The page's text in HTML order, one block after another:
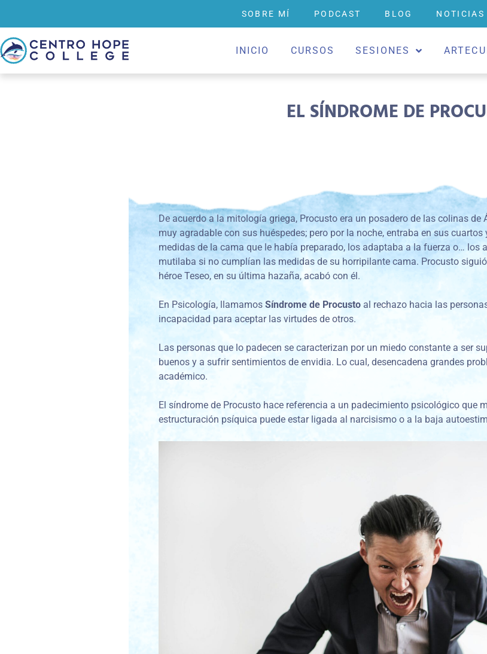
SOBRE MÍ PODCAST BLOG NOTICIAS
INICIO CURSOS SESIONES
EL SÍNDROME DE
De acuerdo a la mitología griega, Procusto era un posadero de las colinas de
muy agradable con sus huéspedes; pero por la noche, entraba en sus
medidas de la cama que le había preparado, los adaptaba a la fuerza o… los
mutilaba si no cumplían las medidas de su horripilante cama. Procusto
héroe Teseo, en su última hazaña, acabó con él.
En Psicología, llamamosSíndrome de Procusto al rechazo hacia las
incapacidad para aceptar las virtudes de otros.
Las personas que lo padecen se caracterizan por un miedo constante a ser
buenos y a sufrir sentimientos de envidia. Lo cual, desencadena grandes
académico.
El síndrome de Procusto hace referencia a un padecimiento psicológico que
estructuración psíquica puede estar ligada al narcisismo o a la baja